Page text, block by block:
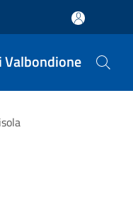
Valbondione